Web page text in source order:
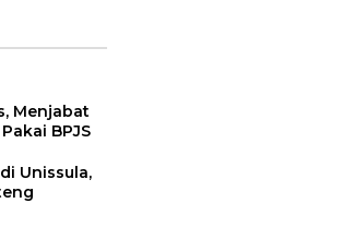
Menjabat
BPJS
Unissula,